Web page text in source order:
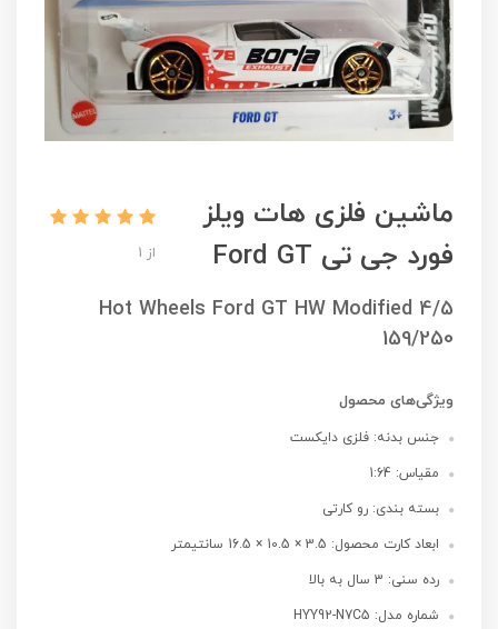
ماشین فلزی هات ویلز
فورد جی تی Ford GT
از 1
Hot Wheels Ford GT HW Modified 4/5
159/250
ویژگی‌های محصول
جنس بدنه: فلزی دایکست
مقیاس: 1:64
بسته بندی: رو کارتی
ابعاد کارت محصول: 3.5 × 10.5 × 16.5 سانتیمتر
رده سنی: 3 سال به بالا
شماره مدل: HYY92-N7C5